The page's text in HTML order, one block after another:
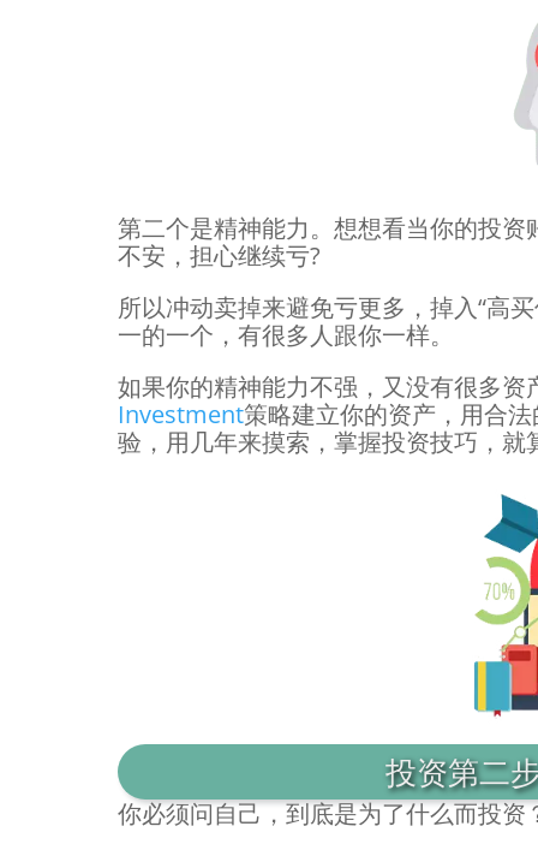
第二个是精神能力。想想看当你的投
不安，担心继续亏?
所以冲动卖掉来避免亏更多，掉入“高
一的一个，有很多人跟你一样。
如果你的精神能力不强，又没有很多
Investment策略建立你的资产，用合
验，用几年来摸索，掌握投资技巧，
投资第二
你必须问自己，到底是为了什么而投